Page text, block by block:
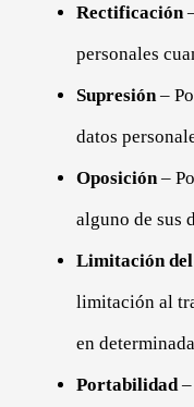
Rectificación
personales
Supresión–
datos
Oposición–
alguno de sus
Limitación
limitación al
en
Portabilidad–